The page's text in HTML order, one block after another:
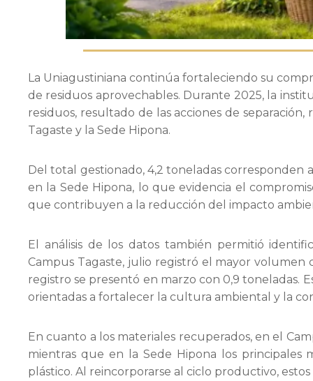
La Uniagustiniana continúa fortaleciendo su
de residuos aprovechables. Durante 2025, la
residuos, resultado de las acciones de
Tagaste y la Sede Hipona.
Del total gestionado, 4,2 toneladas corresponden
en la Sede Hipona, lo que evidencia el
que contribuyen a la reducción del impacto
El análisis de los datos también permitió
Campus Tagaste, julio registró el mayor volumen
registro se presentó en marzo con 0,9 toneladas.
orientadas a fortalecer la cultura ambiental y la
En cuanto a los materiales recuperados, en el
mientras que en la Sede Hipona los principales
plástico. Al reincorporarse al ciclo productivo,